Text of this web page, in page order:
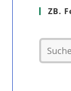
ZB.